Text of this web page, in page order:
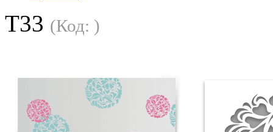
T33 (Код: )